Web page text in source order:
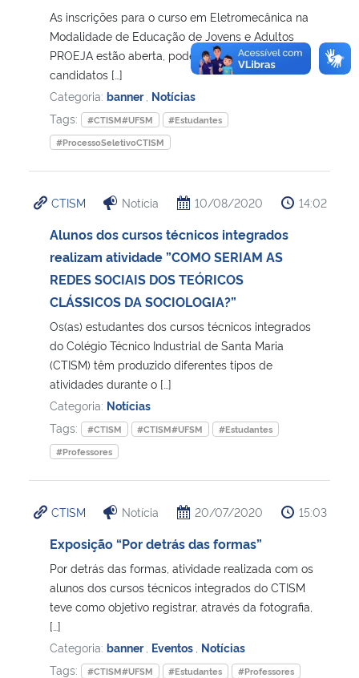
As inscrições para o curso em Eletromecânica na
Modalidade de Educação de Jovens e Adultos
PROEJA estão aberta, podem se inscrever
candidatos […]
Categoria: banner Notícias
Tags:
#CTISM#UFSM
#Estudantes
#ProcessoSeletivoCTISM
CTISM Notícia 10/08/2020 14:02
Alunos dos cursos técnicos integrados
realizam atividade ”COMO SERIAM AS
REDES SOCIAIS DOS TEÓRICOS
CLÁSSICOS DA SOCIOLOGIA?”
Os(as) estudantes dos cursos técnicos integrados
do Colégio Técnico Industrial de Santa Maria
(CTISM) têm produzido diferentes tipos de
atividades durante o […]
Categoria: Notícias
Tags:
#CTISM #CTISM#UFSM
#Estudantes
#Professores
CTISM Notícia 20/07/2020 15:03
Exposição “Por detrás das formas”
Por detrás das formas, atividade realizada com os
alunos dos cursos técnicos integrados do CTISM
teve como objetivo registrar, através da fotografia,
[…]
Categoria: banner Eventos Notícias
Tags:
#CTISM#UFSM #Estudantes
#Professores